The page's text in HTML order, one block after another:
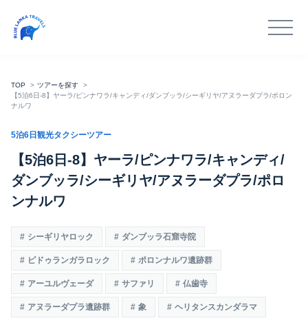
TOP
ツアーを探す
【5泊6日-8】ヤーラ/ピンナワラ/キャンディ/ダンブッラ/シーギリヤ/アヌラーダプラ/ポロン
ナルワ
5泊6日観光タクシーツアー
【5泊6日-8】ヤーラ/ピンナワラ/キャンディ/
ダンブッラ/シーギリヤ/アヌラーダプラ/ポロ
ンナルワ
シーギリヤロック ダンブッラ石窟寺院
ピドゥランガラロック ポロンナルワ遺跡群
アーユルヴェーダ サファリ 仏歯寺
アヌラーダプラ遺跡群 象 ヘリタンスカンダラマ